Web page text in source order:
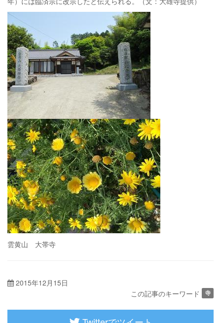
雲黄山 大帯寺
2015年12月15日
この記事のキーワード
寺